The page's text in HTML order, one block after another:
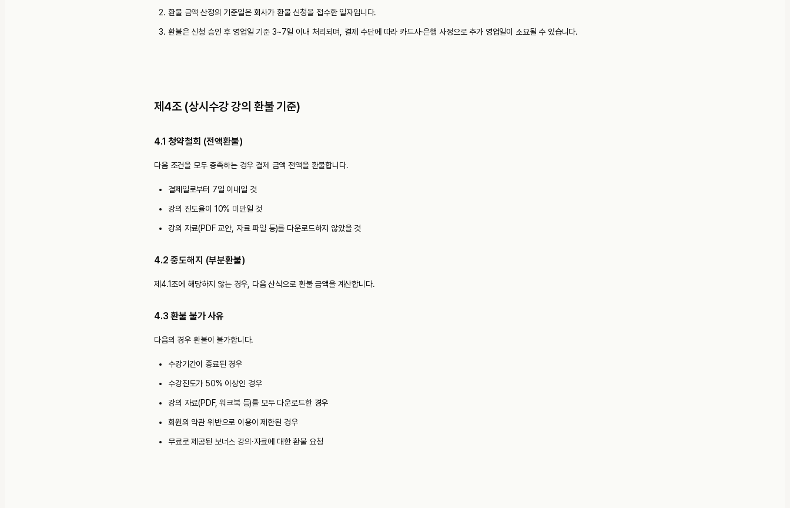
환불 금액 산정의 기준일은 회사가 환불 신청을 접수한 일자입니다.
환불은 신청 승인 후 영업일 기준 3~7일 이내 처리되며, 결제 수단에 따라 카드사·은행 사정으로 추가 영업일이 소요될 수 있습니다.
제4조 (상시수강 강의 환불 기준)
4.1 청약철회 (전액환불)
다음 조건을 모두 충족하는 경우 결제 금액 전액을 환불합니다.
결제일로부터 7일 이내일 것
강의 진도율이 10% 미만일 것
강의 자료(PDF 교안, 자료 파일 등)를 다운로드하지 않았을 것
4.2 중도해지 (부분환불)
제4.1조에 해당하지 않는 경우, 다음 산식으로 환불 금액을 계산합니다.
4.3 환불 불가 사유
다음의 경우 환불이 불가합니다.
수강기간이 종료된 경우
수강진도가 50% 이상인 경우
강의 자료(PDF, 워크북 등)를 모두 다운로드한 경우
회원의 약관 위반으로 이용이 제한된 경우
무료로 제공된 보너스 강의·자료에 대한 환불 요청